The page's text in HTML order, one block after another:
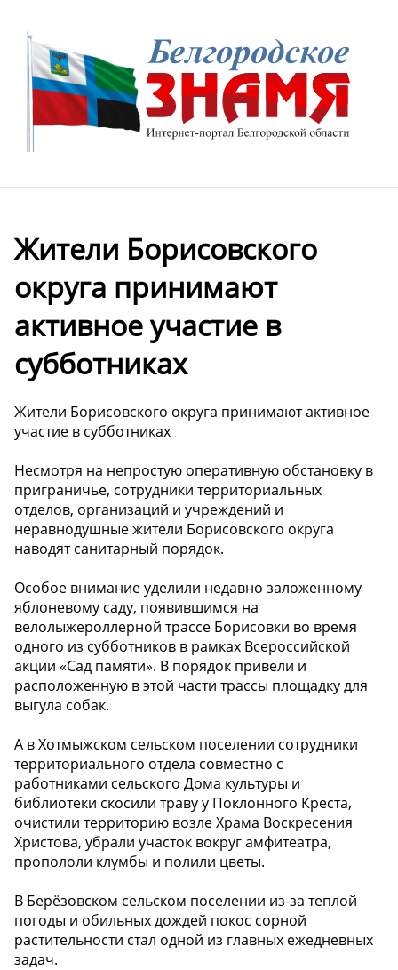
Жители Борисовского
округа принимают
активное участие в
субботниках
Жители Борисовского округа принимают активное
участие в субботниках
Несмотря на непростую оперативную обстановку в
приграничье, сотрудники территориальных
отделов, организаций и учреждений и
неравнодушные жители Борисовского округа
наводят санитарный порядок.
Особое внимание уделили недавно заложенному
яблоневому саду, появившимся на
велолыжероллерной трассе Борисовки во время
одного из субботников в рамках Всероссийской
акции «Сад памяти». В порядок привели и
расположенную в этой части трассы площадку для
выгула собак.
А в Хотмыжском сельском поселении сотрудники
территориального отдела совместно с
работниками сельского Дома культуры и
библиотеки скосили траву у Поклонного Креста,
очистили территорию возле Храма Воскресения
Христова, убрали участок вокруг амфитеатра,
пропололи клумбы и полили цветы.
В Берёзовском сельском поселении из-за теплой
погоды и обильных дождей покос сорной
растительности стал одной из главных ежедневных
задач.